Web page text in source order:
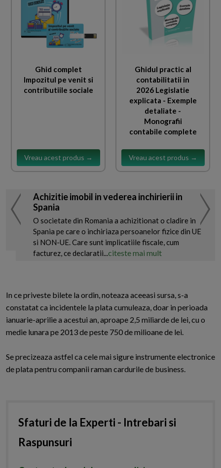
Ghid complet
Impozitul pe venit si
contributiile sociale
Vreau acest produs →
Ghidul practic al
contabilitatii in
2026 Legislatie
explicata - Exemple
detaliate -
Monografii
contabile complete
Vreau acest produs →
Achizitie imobil in vederea inchirierii in
Spania
O societate din Romania a achizitionat o cladire in
Spania pe care o inchiriaza persoanelor fizice din UE
si NON-UE. Care sunt implicatiile fiscale, cum
facturez, ce declaratii...citeste mai mult
In ce priveste bilete la ordin, noteaza aceeasi sursa, s-a
constatat ca incidentele la plata cumuleaza, doar in perioada
ianuarie-aprilie a acestui an, aproape 2,5 miliarde de lei, cu o
medie lunara pe 2013 de peste 750 de milioane de lei.
Se precizeaza astfel ca cele mai sigure instrumente electronice
de plata pentru companii raman cardurile de business.
Sfaturi de la Experti - Intrebari si
Raspunsuri